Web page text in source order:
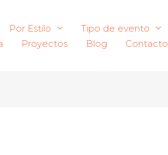
Por Estilo Tipo de evento
Proyectos Blog Contacto